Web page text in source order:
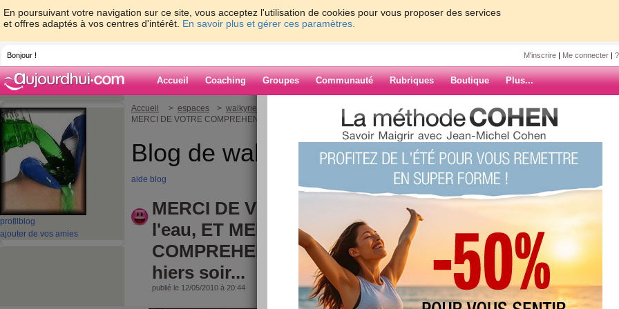
En poursuivant votre navigation sur ce site, vous acceptez l'utilisation de cookies pour vous proposer des services
et offres adaptés à vos centres d'intérêt. En savoir plus et gérer ces paramètres.
Bonjour ! M'inscrire | Me connecter |
Accueil Coaching Groupes Communauté Rubriques Boutique Plus...
profil blog
ajouter de vos amies
Accueil > espaces > walkyrie2
> MERCI DE VOTRE SOUTIEN : l'eau, ET
MERCI DE VOTRE COMPREHENSION : pas de blog hiers soir...
Blog de walkyrie2
aide blog
MERCI DE VOTRE SOUTIEN :
l'eau, ET MERCI DE VOTRE
COMPREHENSION : pas de blog
hiers soir...
publié le 12/05/2010 à 20:44 ARCHIVES